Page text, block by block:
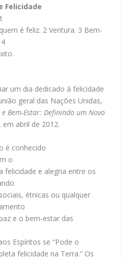
Felicidade
é feliz. 2 Ventura. 3 Bem-
um dia dedicado à felicidade
geral das Nações Unidas,
e Bem-Estar: Definindo um Novo
em abril de 2012.
é conhecido
o
felicidade e alegria entre os
étnicas ou qualquer
e o bem-estar das
Espíritos se “Pode o
felicidade na Terra.” Os